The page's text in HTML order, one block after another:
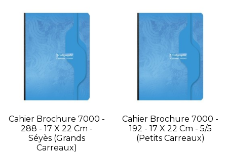
Cahier Brochure 7000 -
288 - 17 X 22 Cm -
Séyès (grands
Carreaux)
Cahier Brochure 7000 -
192 - 17 X 22 Cm - 5/5
(petits Carreaux)